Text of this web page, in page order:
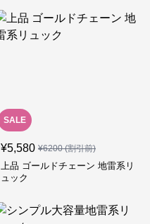
SALE
¥5,580 ¥6200(割引前)
上品 ゴールドチェーン 地雷系リ
ュック